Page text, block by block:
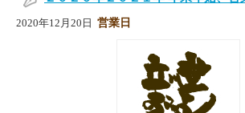
2020年12月20日 営業日